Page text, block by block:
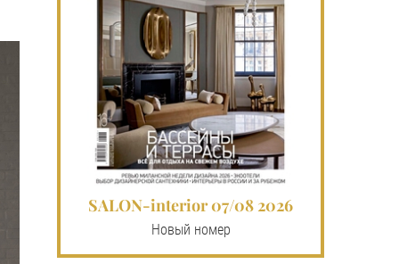
SALON-interior 07/08 2026
Новый номер